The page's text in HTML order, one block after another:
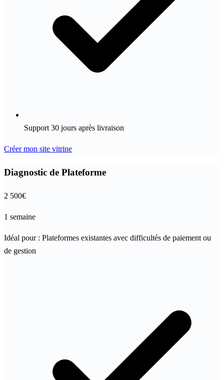
Support 30 jours après livraison
Créer mon site vitrine
Diagnostic de Plateforme
2 500€
1 semaine
Idéal pour : Plateformes existantes avec difficultés de paiement ou
de gestion